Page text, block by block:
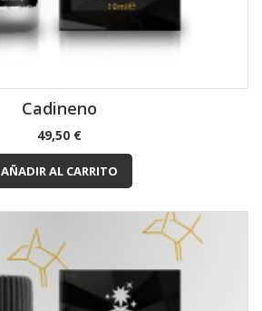
Cadineno
Precio
49,50 €
AÑADIR AL CARRITO